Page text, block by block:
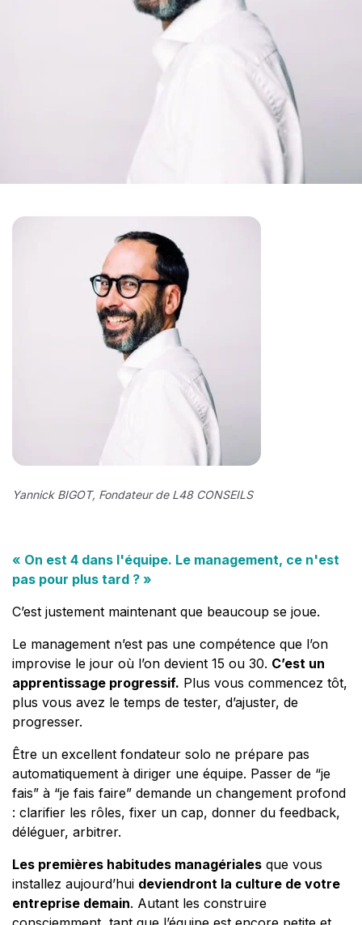
Yannick BIGOT, Fondateur de L48 CONSEILS
« On est 4 dans l'équipe. Le management, ce n'est
pas pour plus tard ? »
C’est justement maintenant que beaucoup se joue.
Le management n’est pas une compétence que l’on
improvise le jour où l’on devient 15 ou 30. C’est un
apprentissage progressif. Plus vous commencez tôt,
plus vous avez le temps de tester, d’ajuster, de
progresser.
Être un excellent fondateur solo ne prépare pas
automatiquement à diriger une équipe. Passer de “je
fais” à “je fais faire” demande un changement profond
: clarifier les rôles, fixer un cap, donner du feedback,
déléguer, arbitrer.
Les premières habitudes managériales que vous
installez aujourd’hui deviendront la culture de votre
entreprise demain. Autant les construire